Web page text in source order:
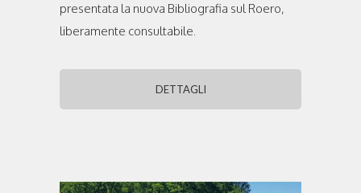
presentata la nuova Bibliografia sul Roero,
liberamente consultabile.
DETTAGLI